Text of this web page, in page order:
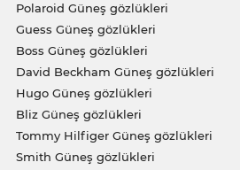
Polaroid Güneş gözlükleri
Guess Güneş gözlükleri
Boss Güneş gözlükleri
David Beckham Güneş gözlükleri
Hugo Güneş gözlükleri
Bliz Güneş gözlükleri
Tommy Hilfiger Güneş gözlükleri
Smith Güneş gözlükleri